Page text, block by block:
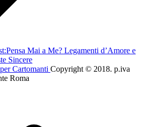
Pensa Mai a Me? Legamenti d’Amore e
Sincere
Cartomanti Copyright © 2018. p.iva
Roma